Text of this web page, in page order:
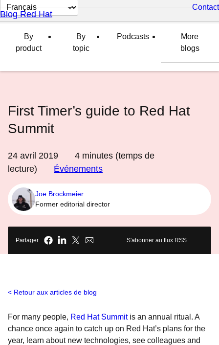
Changer
la
langue
Contact
Blog Red Hat
By
product
By
topic
Podcasts
More
blogs
First Timer’s guide to Red Hat
Summit
24 avril 2019 4 minutes (temps de
lecture)
Événements
Joe Brockmeier
Former editorial director
Partager S'abonner au flux RSS
Retour aux articles de blog
For many people, Red Hat Summitis an annual ritual. A
chance once again to catch up on Red Hat’s plans for the
year, learn about new technologies, see colleagues and